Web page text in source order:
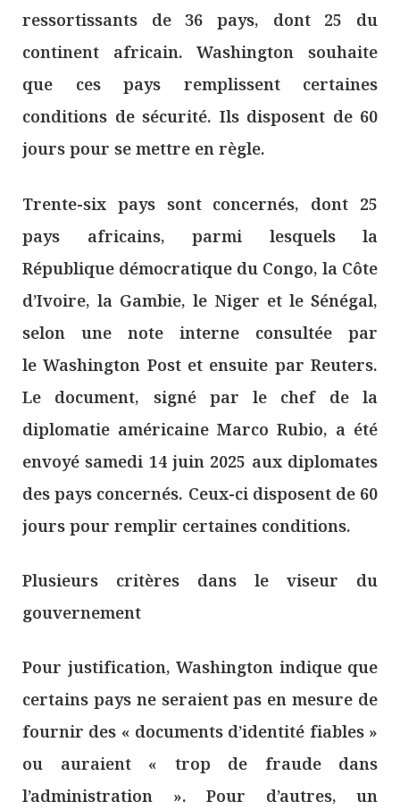
ressortissants de 36 pays, dont 25 du
continent africain. Washington souhaite
que ces pays remplissent certaines
conditions de sécurité. Ils disposent de 60
jours pour se mettre en règle.
Trente-six pays sont concernés, dont 25
pays africains, parmi lesquels la
République démocratique du Congo, la Côte
d’Ivoire, la Gambie, le Niger et le Sénégal,
selon une note interne consultée par
le Washington Post et ensuite par Reuters.
Le document, signé par le chef de la
diplomatie américaine Marco Rubio, a été
envoyé samedi 14 juin 2025 aux diplomates
des pays concernés. Ceux-ci disposent de 60
jours pour remplir certaines conditions.
Plusieurs critères dans le viseur du
gouvernement
Pour justification, Washington indique que
certains pays ne seraient pas en mesure de
fournir des « documents d’identité fiables »
ou auraient « trop de fraude dans
l’administration ». Pour d’autres, un